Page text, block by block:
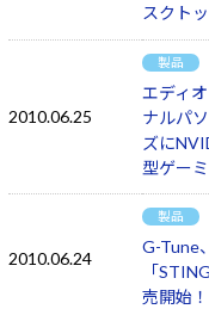
スクト
2010.06.25
製品
エディ
ナルパ
ズに
型ゲー
2010.06.24
製品
G-Tune
「
売開始！